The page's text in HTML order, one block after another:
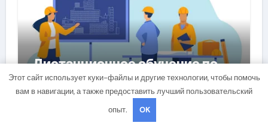
Дистанционное обучение по
охране труда с тренажёрами
онлайн
Этот сайт использует куки-файлы и другие технологии, чтобы помочь
вам в навигации, а также предоставить лучший пользовательский
опыт.
OK